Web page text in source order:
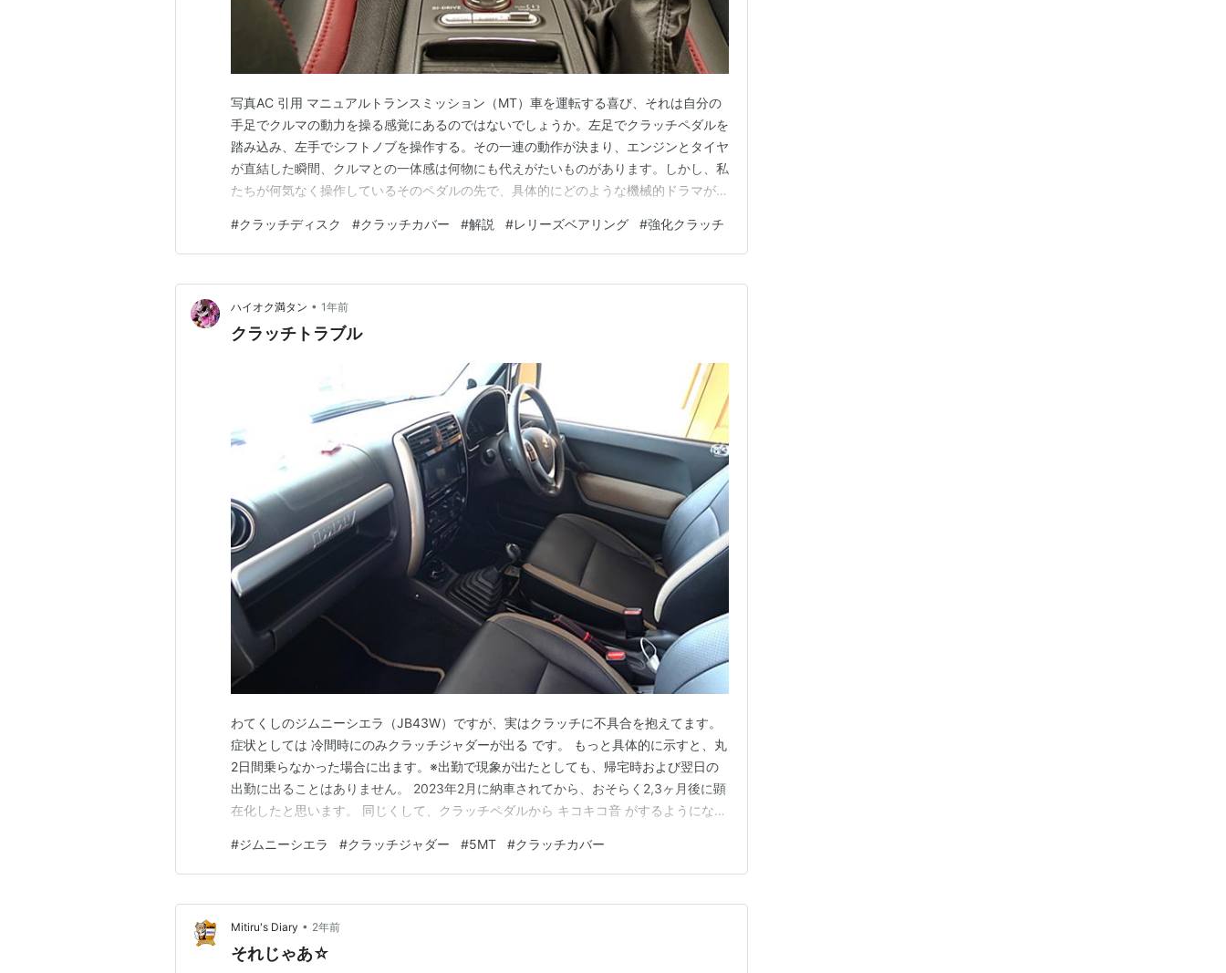
写真AC 引用 マニュアルトランスミッション（MT）車を運転する喜び、それは自分の
手足でクルマの動力を操る感覚にあるのではないでしょうか。左足でクラッチペダルを
踏み込み、左手でシフトノブを操作する。その一連の動作が決まり、エンジンとタイヤ
が直結した瞬間、クルマとの一体感は何物にも代えがたいものがあります。しかし、私
たちが何気なく操作しているそのペダルの先で、具体的にどのような機械的ドラマが繰
がる」「滑る」「切れる」。これらの言葉を日常的に使っていても、その内部で回転す
る金属部品たちがどのように連携し、エンジンの強大な…
#クラッチディスク #クラッチカバー #解説 #レリーズベアリング #強化クラッチ
ハイオク満タン • 1年前
クラッチトラブル
わてくしのジムニーシエラ（JB43W）ですが、実はクラッチに不具合を抱えてます。
症状としては 冷間時にのみクラッチジャダーが出る です。 もっと具体的に示すと、丸
2日間乗らなかった場合に出ます。※出勤で現象が出たとしても、帰宅時および翌日の
出勤に出ることはありません。 2023年2月に納車されてから、おそらく2,3ヶ月後に顕
在化したと思います。 同じくして、クラッチペダルから キコキコ音 がするようになり
中に出たとしても、帰宅時の冷間時だけは出ることはありません。 わてくしのクラッ
チ操作が災いとなった・・・とは思…
#ジムニーシエラ #クラッチジャダー #5MT #クラッチカバー
Mitiru's Diary • 2年前
それじゃあ☆